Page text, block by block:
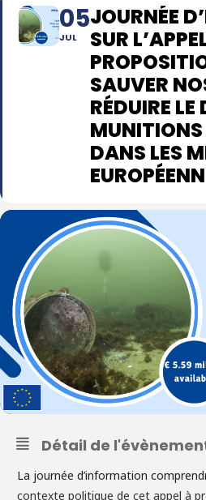
05
JUL
JOURNÉE
SUR
SAUVER
RÉDUIRE
MUNITIONS
DANS LES
Détail de
La journée d’information
contexte politique de cet appel à